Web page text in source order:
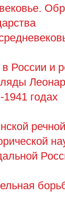
России и
годах